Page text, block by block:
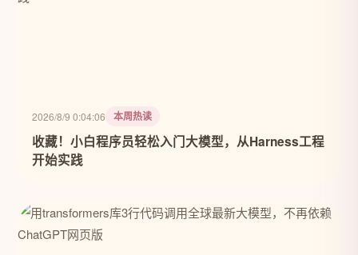
2026/8/9 0:04:06 本周热读
收藏！小白程序员轻松入门大模型，从Harness工程
开始实践